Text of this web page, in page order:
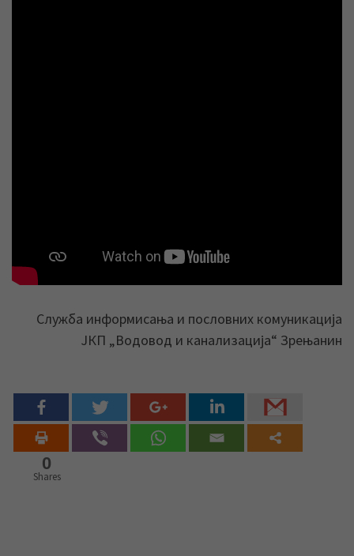
Служба информисања и пословних комуникација
ЈКП „Водовод и канализација“ Зрењанин
0
Shares